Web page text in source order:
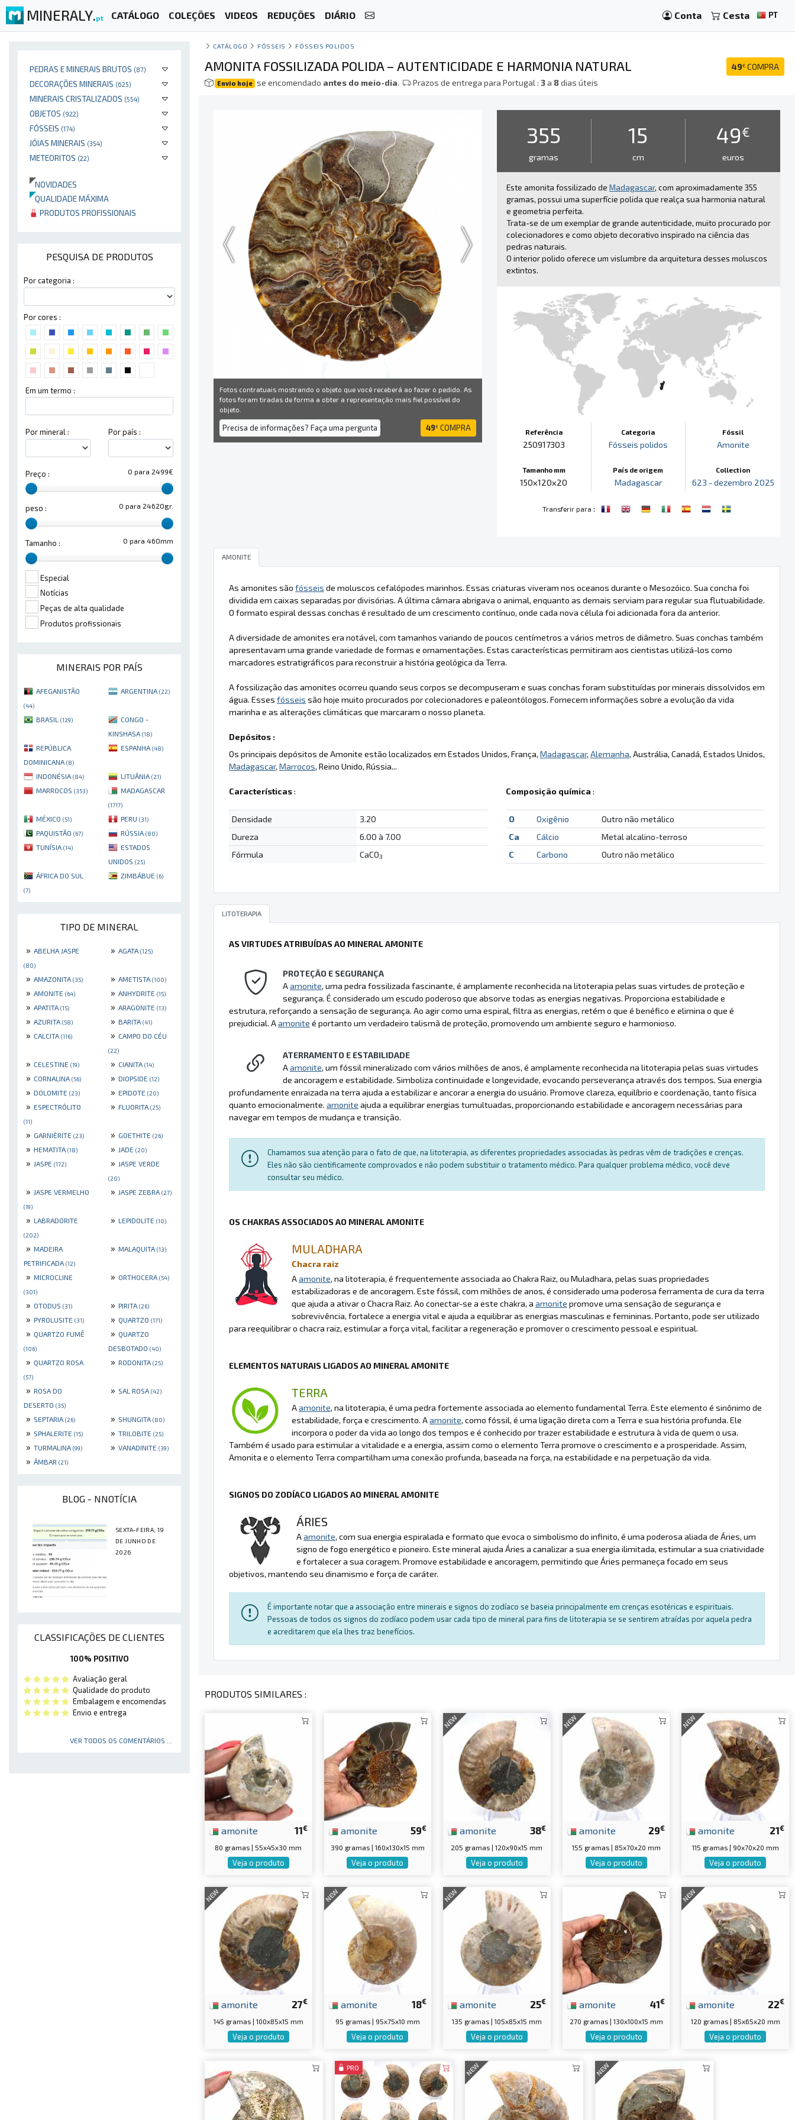
MINERALY.pt CATÁLOGO COLEÇÕES VIDEOS REDUÇÕES DIÁRIO Conta Cesta PT
PEDRAS E MINERAIS BRUTOS (87)
DECORAÇÕES MINERAIS (625)
MINERAIS CRISTALIZADOS (554)
OBJETOS (922)
FÓSSEIS (174)
JÓIAS MINERAIS (354)
METEORITOS (22)
NOVIDADES
QUALIDADE MÁXIMA
PRODUTOS PROFISSIONAIS
PESQUISA DE PRODUTOS
Por categoria :
Por cores :
Em um termo :
Por mineral : Por país :
0 para 2499€
Preço :
0 para 24620gr.
peso :
0 para 460mm
Tamanho :
Especial
Notícias
Peças de alta qualidade
Produtos profissionais
MINERAIS POR PAÍS
AFEGANISTÃO
(44)
ARGENTINA (22)
BRASIL (129)
CONGO -
KINSHASA (18)
REPÚBLICA
DOMINICANA (8)
ESPANHA (48)
INDONÉSIA (84) LITUÂNIA (21)
MARROCOS (353) MADAGASCAR
(1717)
MÉXICO (51) PERU (31)
PAQUISTÃO (67) RÚSSIA (80)
TUNÍSIA (14)
ESTADOS
UNIDOS (25)
ÁFRICA DO SUL
(7)
ZIMBÁBUE (6)
TIPO DE MINERAL
» ABELHA JASPE
(80)
» AGATA (125)
» AMAZONITA (35) » AMETISTA (100)
» AMONITE (64) » ANHYDRITE (15)
» APATITA (15) » ARAGONITE (13)
» AZURITA (58) » BARITA (41)
» CALCITA (116) » CAMPO DO CÉU
(22)
» CELESTINE (19) » CIANITA (14)
» CORNALINA (56) » DIOPSIDE (12)
» DOLOMITE (23) » EPIDOTE (20)
» ESPECTRÓLITO
(11)
» FLUORITA (25)
» GARNIÈRITE (23) » GOETHITE (26)
» HEMATITA (18) » JADE (20)
» JASPE (172) » JASPE VERDE
(20)
» JASPE VERMELHO
(19)
» JASPE ZEBRA (27)
» LABRADORITE
(202)
» LEPIDOLITE (10)
» MADEIRA
PETRIFICADA (12)
» MALAQUITA (13)
» MICROCLINE
(301)
» ORTHOCERA (54)
» OTODUS (31) » PIRITA (26)
» PYROLUSITE (31) » QUARTZO (171)
» QUARTZO FUMÊ
(106)
» QUARTZO
DESBOTADO (40)
» QUARTZO ROSA
(57)
» RODONITA (25)
» ROSA DO
DESERTO (35)
» SAL ROSA (42)
» SEPTARIA (26) » SHUNGITA (80)
» SPHALERITE (15) » TRILOBITE (25)
» TURMALINA (99) » VANADINITE (39)
» ÂMBAR (21)
BLOG - NNOTÍCIA
SEXTA-FEIRA, 19
DE JUNHO DE
2026
CLASSIFICAÇÕES DE CLIENTES
100% POSITIVO
Avaliação geral
Qualidade do produto
Embalagem e encomendas
Envio e entrega
VER TODOS OS COMENTÁRIOS ...
CATÁLOGO FÓSSEIS FÓSSEIS POLIDOS
49€ COMPRA
AMONITA FOSSILIZADA POLIDA – AUTENTICIDADE E HARMONIA NATURAL
Envio hoje se encomendado antes do meio-dia. Prazos de entrega para Portugal :3a 8dias úteis
Fotos contratuais mostrando o objeto que você receberá ao fazer o pedido. As
fotos foram tiradas de forma a obter a representação mais fiel possível do
objeto.
Precisa de informações? Faça uma pergunta 49€ COMPRA
355
gramas
15
cm
49€
euros
Este amonita fossilizado de Madagascar, com aproximadamente 355
gramas, possui uma superfície polida que realça sua harmonia natural
e geometria perfeita.
Trata-se de um exemplar de grande autenticidade, muito procurado por
colecionadores e como objeto decorativo inspirado na ciência das
pedras naturais.
O interior polido oferece um vislumbre da arquitetura desses moluscos
extintos.
Referência
250917303
Tamanho mm
150x120x20
Categoria
Fósseis polidos
País de origem
Madagascar
Fóssil
Amonite
Collection
623 - dezembro 2025
Transferir para :
AMONITE
As amonites são fósseis de moluscos cefalópodes marinhos. Essas criaturas viveram nos oceanos durante o Mesozóico. Sua concha foi
dividida em caixas separadas por divisórias. A última câmara abrigava o animal, enquanto as demais serviam para regular sua flutuabilidade.
O formato espiral dessas conchas é resultado de um crescimento contínuo, onde cada nova célula foi adicionada fora da anterior.
A diversidade de amonites era notável, com tamanhos variando de poucos centímetros a vários metros de diâmetro. Suas conchas também
apresentavam uma grande variedade de formas e ornamentações. Estas características permitiram aos cientistas utilizá-los como
marcadores estratigráficos para reconstruir a história geológica da Terra.
A fossilização das amonites ocorreu quando seus corpos se decompuseram e suas conchas foram substituídas por minerais dissolvidos em
água. Esses fósseis são hoje muito procurados por colecionadores e paleontólogos. Fornecem informações sobre a evolução da vida
marinha e as alterações climáticas que marcaram o nosso planeta.
Depósitos :
Os principais depósitos de Amonite estão localizados em Estados Unidos, França, Madagascar, Alemanha, Austrália, Canadá, Estados Unidos,
Madagascar, Marrocos, Reino Unido, Rússia...
Características:
Densidade
3.20
Dureza
6.00 à 7.00
Fórmula
CaCO3
Composição química :
O Oxigênio
Outro não metálico
Ca
Cálcio
Metal alcalino-terroso
C
Carbono Outro não metálico
LITOTERAPIA
AS VIRTUDES ATRIBUÍDAS AO MINERAL AMONITE
PROTEÇÃO E SEGURANÇA
Aamonite, uma pedra fossilizada fascinante, é amplamente reconhecida na litoterapia pelas suas virtudes de proteção e
segurança. É considerado um escudo poderoso que absorve todas as energias negativas. Proporciona estabilidade e
estrutura, reforçando a sensação de segurança. Ao agir como uma espiral, filtra as energias, retém o que é benéfico e elimina o que é
prejudicial. Aamonite é portanto um verdadeiro talismã de proteção, promovendo um ambiente seguro e harmonioso.
ATERRAMENTO E ESTABILIDADE
Aamonite, um fóssil mineralizado com vários milhões de anos, é amplamente reconhecida na litoterapia pelas suas virtudes
de ancoragem e estabilidade. Simboliza continuidade e longevidade, evocando perseverança através dos tempos. Sua energia
profundamente enraizada na terra ajuda a estabilizar e ancorar a energia do usuário. Promove clareza, equilíbrio e coordenação, tanto física
quanto emocionalmente. amonite ajuda a equilibrar energias tumultuadas, proporcionando estabilidade e ancoragem necessárias para
navegar em tempos de mudança e transição.
Chamamos sua atenção para o fato de que, na litoterapia, as diferentes propriedades associadas às pedras vêm de tradições e crenças.
Eles não são cientificamente comprovados e não podem substituir o tratamento médico. Para qualquer problema médico, você deve
consultar seu médico.
OS CHAKRAS ASSOCIADOS AO MINERAL AMONITE
MULADHARA
Chacra raiz
Aamonite, na litoterapia, é frequentemente associada ao Chakra Raiz, ou Muladhara, pelas suas propriedades
estabilizadoras e de ancoragem. Este fóssil, com milhões de anos, é considerado uma poderosa ferramenta de cura da terra
que ajuda a ativar o Chacra Raiz. Ao conectar-se a este chakra, a amonite promove uma sensação de segurança e
sobrevivência, fortalece a energia vital e ajuda a equilibrar as energias masculinas e femininas. Portanto, pode ser utilizado
para reequilibrar o chacra raiz, estimular a força vital, facilitar a regeneração e promover o crescimento pessoal e espiritual.
ELEMENTOS NATURAIS LIGADOS AO MINERAL AMONITE
TERRA
Aamonite, na litoterapia, é uma pedra fortemente associada ao elemento fundamental Terra. Este elemento é sinônimo de
estabilidade, força e crescimento. Aamonite, como fóssil, é uma ligação direta com a Terra e sua história profunda. Ele
incorpora o poder da vida ao longo dos tempos e é conhecido por trazer estabilidade e estrutura à vida de quem o usa.
Também é usado para estimular a vitalidade e a energia, assim como o elemento Terra promove o crescimento e a prosperidade. Assim,
Amonita e o elemento Terra compartilham uma conexão profunda, baseada na força, na estabilidade e na perpetuação da vida.
SIGNOS DO ZODÍACO LIGADOS AO MINERAL AMONITE
ÁRIES
Aamonite, com sua energia espiralada e formato que evoca o simbolismo do infinito, é uma poderosa aliada de Áries, um
signo de fogo energético e pioneiro. Este mineral ajuda Áries a canalizar a sua energia ilimitada, estimular a sua criatividade
e fortalecer a sua coragem. Promove estabilidade e ancoragem, permitindo que Áries permaneça focado em seus
objetivos, mantendo seu dinamismo e força de caráter.
É importante notar que a associação entre minerais e signos do zodíaco se baseia principalmente em crenças esotéricas e espirituais.
Pessoas de todos os signos do zodíaco podem usar cada tipo de mineral para fins de litoterapia se se sentirem atraídas por aquela pedra
e acreditarem que ela lhes traz benefícios.
PRODUTOS SIMILARES :
11€
amonite
80 gramas | 55x45x30 mm
Veja o produto
59€
amonite
390 gramas | 160x130x15 mm
Veja o produto
NEW
38€
amonite
205 gramas | 120x90x15 mm
Veja o produto
NEW
29€
amonite
155 gramas | 85x70x20 mm
Veja o produto
NEW
21€
amonite
115 gramas | 90x70x20 mm
Veja o produto
NEW
27€
amonite
145 gramas | 100x85x15 mm
Veja o produto
NEW
18€
amonite
95 gramas | 95x75x10 mm
Veja o produto
NEW
25€
amonite
135 gramas | 105x85x15 mm
Veja o produto
41€
amonite
270 gramas | 130x100x15 mm
Veja o produto
NEW
22€
amonite
120 gramas | 85x65x20 mm
Veja o produto
PRO NEW NEW